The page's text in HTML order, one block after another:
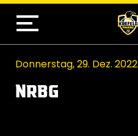
Donnerstag, 29. Dez. 2022
NRBG